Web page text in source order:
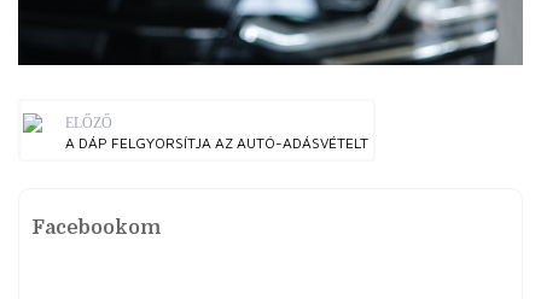
ELŐZŐ
A DÁP FELGYORSÍTJA AZ AUTÓ-ADÁSVÉTELT
Facebookom